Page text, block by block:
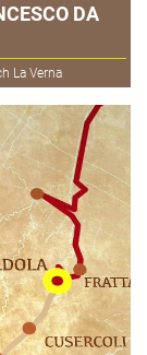
DA
La Verna